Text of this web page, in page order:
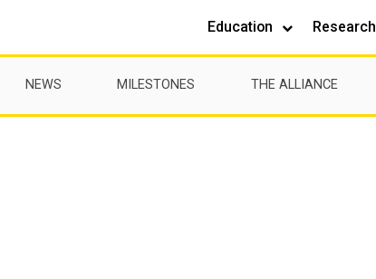
Education Research
NEWS MILESTONES THE ALLIANCE